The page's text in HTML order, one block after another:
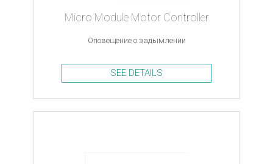
Micro Module Motor Controller
Оповещение о задымлении
SEE DETAILS